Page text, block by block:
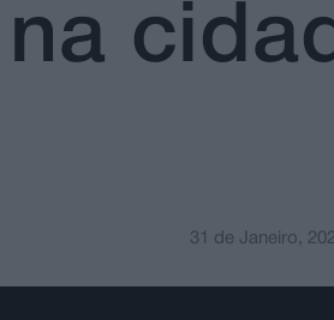
31 de Janeiro,